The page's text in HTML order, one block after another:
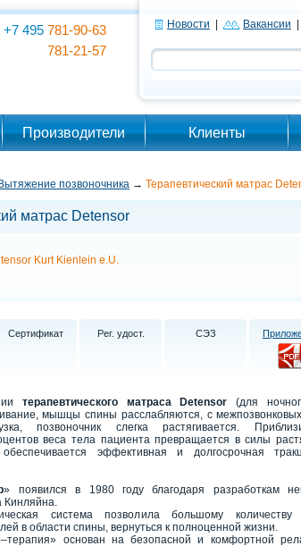
+7 495 781-90-63
781-21-57
Новости Вакансии
Производители Клиенты
Вытяжение позвоночника → Терапевтический матрас
матрас Detensor
Kurt Kienlein e.U.
Сертификат Рег. удост. СЭЗ
терапевтического матраса Detensor (для
мышцы спины расслабляются, с
позвоночник слегка растягивается.
веса тела пациента превращается в силы
эффективная и долгосрочная
» появился в 1980 году благодаря разработкам
Кинляйна.
система позволила большому
в области спины, вернуться к полноценной жизни.
основан на безопасной и комфортной